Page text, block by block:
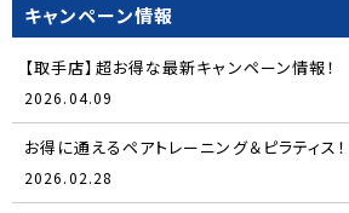
キャンペーン情報
【取手店】超お得な最新キャンペーン情報！
2026.04.09
お得に通えるペアトレーニング＆ピラティス！
2026.02.28